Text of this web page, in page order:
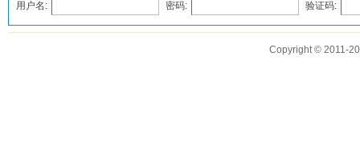
用户名: 密码: 验证码:
发表评论
Copyright © 2011-